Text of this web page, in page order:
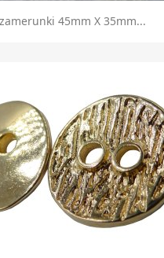
45mm X 35mm...